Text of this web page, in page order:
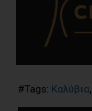
#Tags: Καλύβια,